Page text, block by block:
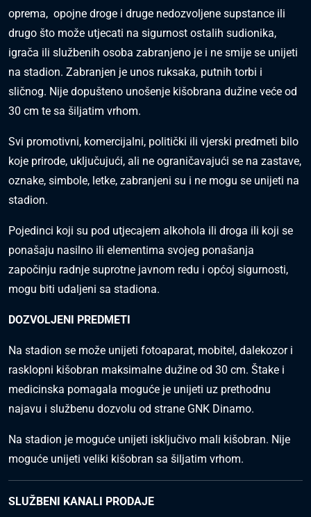
oprema, opojne droge i druge nedozvoljene supstance ili
drugo što može utjecati na sigurnost ostalih sudionika,
igrača ili službenih osoba zabranjeno je i ne smije se unijeti
na stadion. Zabranjen je unos ruksaka, putnih torbi i
sličnog. Nije dopušteno unošenje kišobrana dužine veće od
30 cm te sa šiljatim vrhom.
Svi promotivni, komercijalni, politički ili vjerski predmeti bilo
koje prirode, uključujući, ali ne ograničavajući se na zastave,
oznake, simbole, letke, zabranjeni su i ne mogu se unijeti na
stadion.
Pojedinci koji su pod utjecajem alkohola ili droga ili koji se
ponašaju nasilno ili elementima svojeg ponašanja
započinju radnje suprotne javnom redu i općoj sigurnosti,
mogu biti udaljeni sa stadiona.
DOZVOLJENI PREDMETI
Na stadion se može unijeti fotoaparat, mobitel, dalekozor i
rasklopni kišobran maksimalne dužine od 30 cm. Štake i
medicinska pomagala moguće je unijeti uz prethodnu
najavu i službenu dozvolu od strane GNK Dinamo.
Na stadion je moguće unijeti isključivo mali kišobran. Nije
moguće unijeti veliki kišobran sa šiljatim vrhom.
SLUŽBENI KANALI PRODAJE